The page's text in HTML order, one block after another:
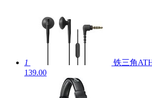
1 铁三角
139.00